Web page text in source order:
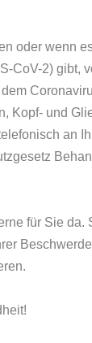
oder wenn
CoV-2) gibt,
Kopf- und
an
für Sie